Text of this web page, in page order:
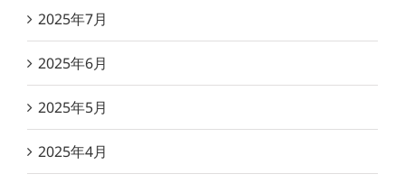
2025年7月
2025年6月
2025年5月
2025年4月